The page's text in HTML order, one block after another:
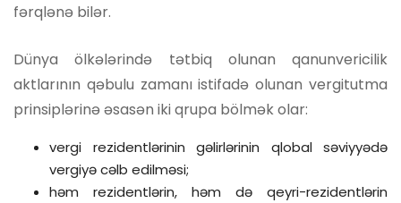
fərqlənə bilər.
Dünya ölkələrində tətbiq olunan qanunvericilik
aktlarının qəbulu zamanı istifadə olunan vergitutma
prinsiplərinə əsasən iki qrupa bölmək olar:
vergi rezidentlərinin gəlirlərinin qlobal səviyyədə
vergiyə cəlb edilməsi;
həm rezidentlərin, həm də qeyri-rezidentlərin